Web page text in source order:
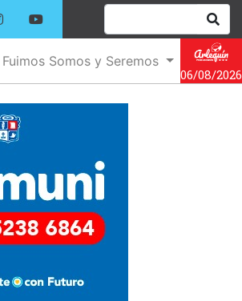
Fuimos Somos y Seremos
06/08/2026